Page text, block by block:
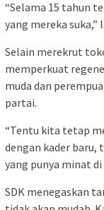
“Selama 15 tahun
yang mereka suka,”
Selain merekrut
memperkuat
muda dan
partai.
“Tentu kita tetap
dengan kader baru,
yang punya minat
SDK menegaskan